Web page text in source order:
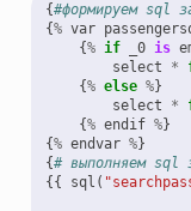
{#формируем sql
{% var
{% if _0 is
select
*
{% else %}
select
*
{% endif %}
{% endvar %}
{# выполняем sql
{{
sql (